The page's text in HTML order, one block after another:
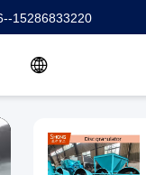
15286833220